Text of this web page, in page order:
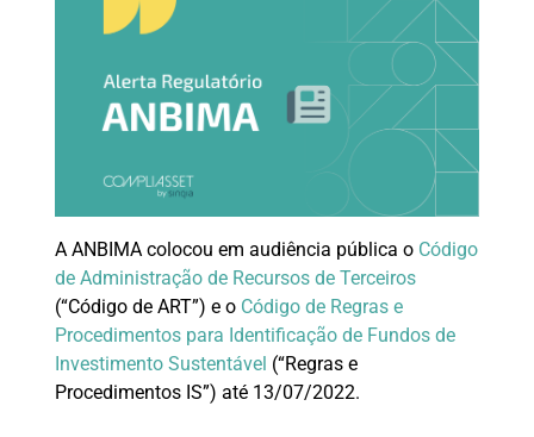
A ANBIMA colocou em audiência pública o Código
de Administração de Recursos de Terceiros
(“Código de ART”) e o Código de Regras e
Procedimentos para Identificação de Fundos de
Investimento Sustentável (“Regras e
Procedimentos IS”) até 13/07/2022.